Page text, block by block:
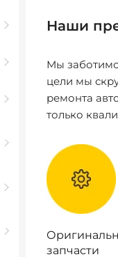
Наши
Мы
цели мы
ремонта
только
запчасти